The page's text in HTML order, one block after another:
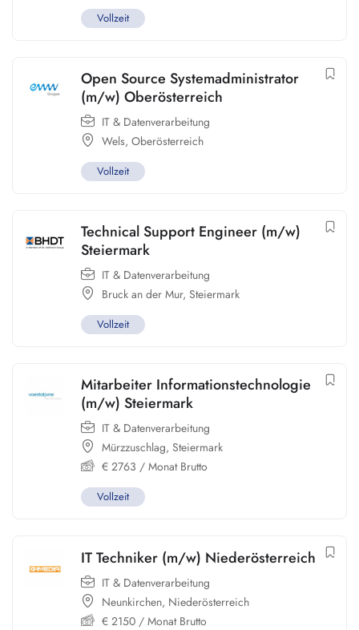
Vollzeit
Open Source Systemadministrator
(m/w) Oberösterreich
IT & Datenverarbeitung
Wels, Oberösterreich
Vollzeit
Technical Support Engineer (m/w)
Steiermark
IT & Datenverarbeitung
Bruck an der Mur, Steiermark
Vollzeit
Mitarbeiter Informationstechnologie
(m/w) Steiermark
IT & Datenverarbeitung
Mürzzuschlag, Steiermark
€ 2763 / Monat Brutto
Vollzeit
IT Techniker (m/w) Niederösterreich
IT & Datenverarbeitung
Neunkirchen, Niederösterreich
€ 2150 / Monat Brutto